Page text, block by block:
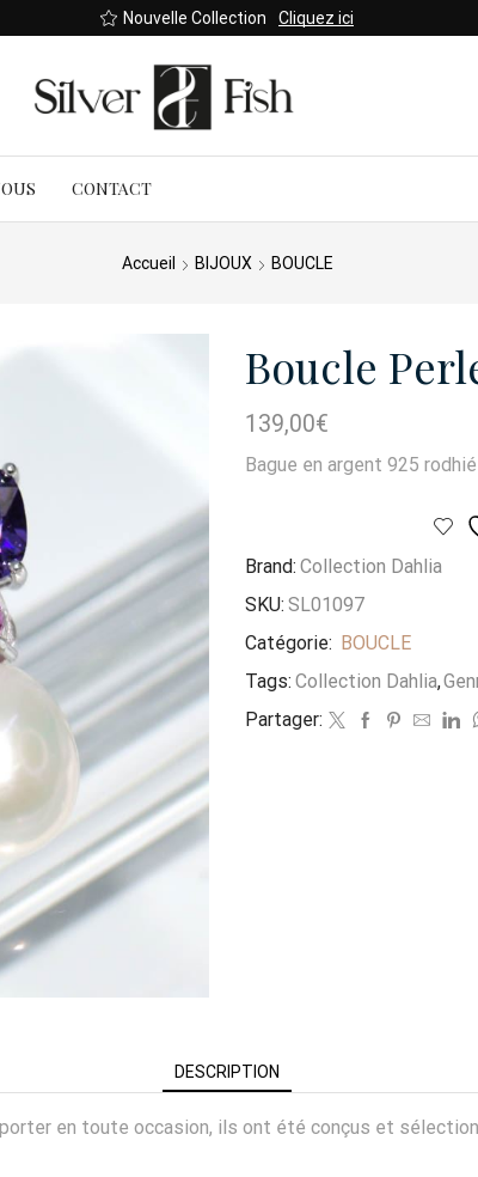
Nouvelle Collection Cliquez ici
CONTACT
Accueil BIJOUX BOUCLE
Boucle
139,00€
Bague en argent 925
Brand: Collection Dahlia
SKU: SL01097
Catégorie: BOUCLE
Tags: Collection Dahlia,
Partager:
DESCRIPTION
en toute occasion, ils ont été conçus et